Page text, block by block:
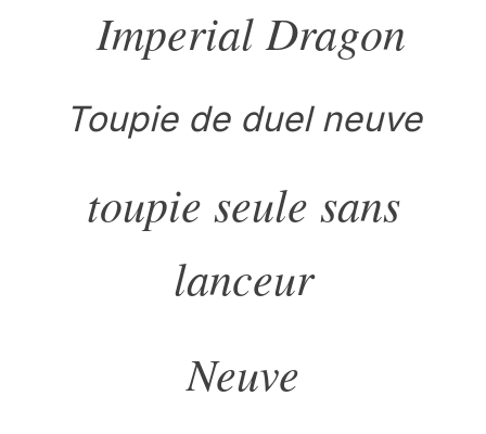
Imperial Dragon
Toupie de duel neuve
toupie seule sans
lanceur
Neuve